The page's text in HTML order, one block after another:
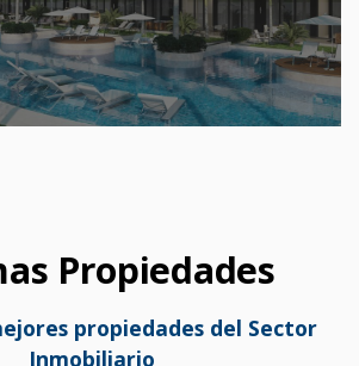
Propiedades
propiedades del Sector
Inmobiliario